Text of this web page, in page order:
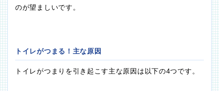
のが望ましいです。
トイレがつまる！主な原因
トイレがつまりを引き起こす主な原因は以下の4つです。